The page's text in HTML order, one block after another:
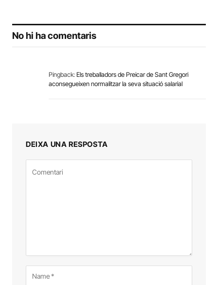
No hi ha comentaris
Pingback:Els treballadors de Preicar de Sant Gregori
aconsegueixen normalitzar la seva situació salarial
DEIXA UNA RESPOSTA